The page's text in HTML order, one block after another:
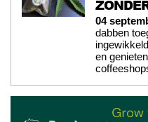
04
dabben
en